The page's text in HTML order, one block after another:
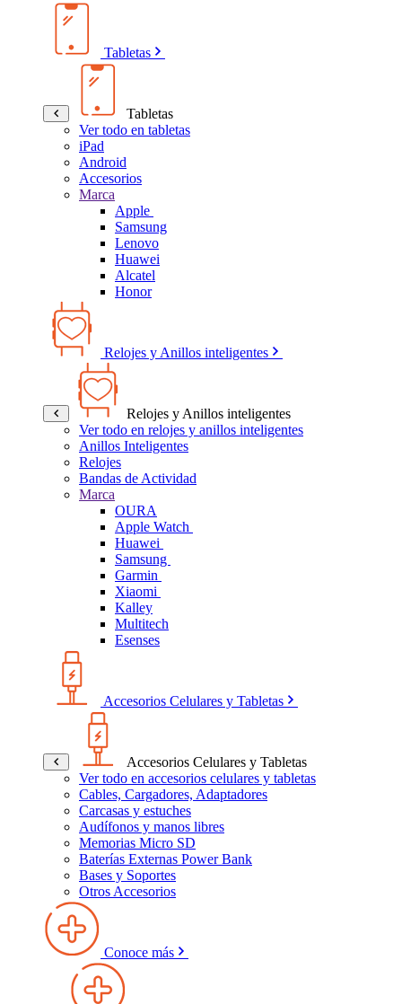
Tabletas
Tabletas
Ver todo en tabletas
iPad
Android
Accesorios
Marca
Apple
Samsung
Lenovo
Huawei
Alcatel
Honor
Relojes y Anillos inteligentes
Relojes y Anillos inteligentes
Ver todo en relojes y anillos inteligentes
Anillos Inteligentes
Relojes
Bandas de Actividad
Marca
OURA
Apple Watch
Huawei
Samsung
Garmin
Xiaomi
Kalley
Multitech
Esenses
Accesorios Celulares y Tabletas
Accesorios Celulares y Tabletas
Ver todo en accesorios celulares y tabletas
Cables, Cargadores, Adaptadores
Carcasas y estuches
Audífonos y manos libres
Memorias Micro SD
Baterías Externas Power Bank
Bases y Soportes
Otros Accesorios
Conoce más